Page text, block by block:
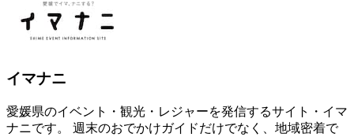
イマナニ
愛媛県のイベント・観光・レジャーを発信するサイト・イマ
ナニです。 週末のおでかけガイドだけでなく、地域密着で